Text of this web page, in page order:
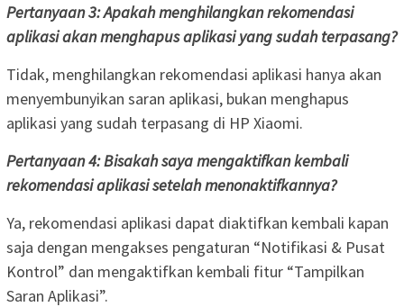
Pertanyaan 3: Apakah menghilangkan rekomendasi
aplikasi akan menghapus aplikasi yang sudah terpasang?
Tidak, menghilangkan rekomendasi aplikasi hanya akan
menyembunyikan saran aplikasi, bukan menghapus
aplikasi yang sudah terpasang di HP Xiaomi.
Pertanyaan 4: Bisakah saya mengaktifkan kembali
rekomendasi aplikasi setelah menonaktifkannya?
Ya, rekomendasi aplikasi dapat diaktifkan kembali kapan
saja dengan mengakses pengaturan “Notifikasi & Pusat
Kontrol” dan mengaktifkan kembali fitur “Tampilkan
Saran Aplikasi”.